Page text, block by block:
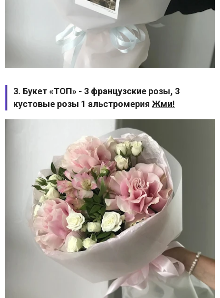
3. Букет «ТОП» - 3 французские розы, 3
кустовые розы 1 альстромерия Жми!